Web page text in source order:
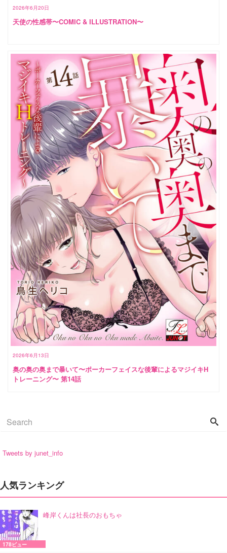
2026年6月20日
天使の性感帯〜COMIC & ILLUSTRATION〜
2026年6月13日
奥の奥の奥まで暴いて〜ポーカーフェイスな後輩によるマジイキH
トレーニング〜 第14話
Tweets by junet_info
人気ランキング
峰岸くんは社長のおもちゃ
178ビュー